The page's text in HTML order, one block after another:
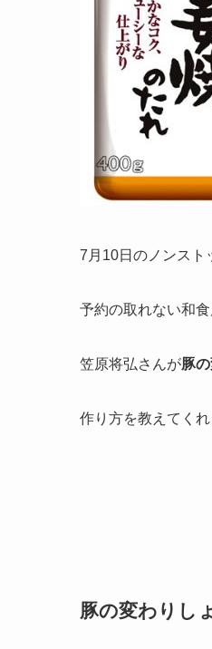
7月10日のノンスト
予約の取れない和
笠原将弘さんが豚
作り方を教えてく
豚の変わりし